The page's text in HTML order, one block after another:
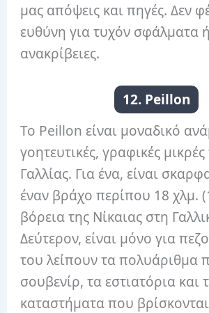
μας απόψεις και πηγές. Δεν
ευθύνη για τυχόν σφάλματα ή
ανακρίβειες.
12. Peillon
Το Peillon είναι μοναδικό
γοητευτικές, γραφικές
Γαλλίας. Για ένα, είναι
έναν βράχο περίπου 18 χλμ.
βόρεια της Νίκαιας στη
Δεύτερον, είναι μόνο για
του λείπουν τα πολυάριθμα
σουβενίρ, τα εστιατόρια και
καταστήματα που